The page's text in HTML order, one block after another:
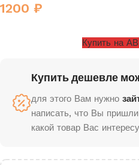
1200 ₽
Купить на
Купить дешевле
для этого Вам нужно
написать, что Вы
какой товар Вас